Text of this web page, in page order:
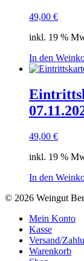
49,00 €
inkl. 19 %
In den
49,00 €
inkl. 19 %
In den
© 2026 Weingut
Mein Konto
Kasse
Versand/
Warenkorb